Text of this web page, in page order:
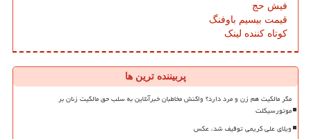
فیش حج
قیمت بیسیم باوفنگ
کوتاه کننده لینک
پربیننده ترین ها
مگر مالکیت هم زن و مرد دارد؟ واکنش مخاطبان خبرآنلاین به سلب حق مالکیت زنان بر
موتورسیکلت
ویلای علی کریمی توقیف شد، عکس